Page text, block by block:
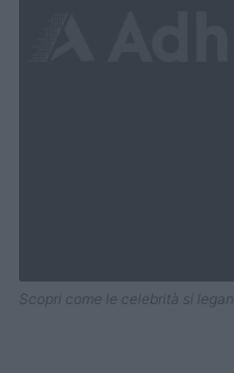
Scopri come le celebrità si